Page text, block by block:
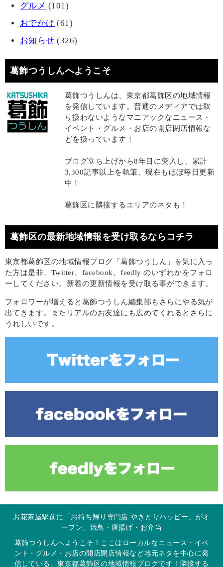
グルメ (101)
おでかけ (61)
お知らせ (326)
葛飾つうしんへようこそ
葛飾つうしんは、東京都葛飾区の地域情報
を発信しています。普通のメディアでは取
り扱わないようなマニアックなニュース・
イベント・グルメ・お店の開店閉店情報な
どを扱っています！
ブログ立ち上げから8年目に突入し、累計
3,300記事以上を執筆、現在もほぼ毎日更新
中！
葛飾区に隣接するエリアのネタも！
葛飾区の最新地域情報を受け取るならコチラ
東京都葛飾区の地域情報ブログ「葛飾つうしん」を気に入っ
た方は是非、Twitter、facebook、feedly のいずれかをフォロ
ーしてください。新着の更新情報を受け取る事ができます。
フォロワーが増えると葛飾つうしん編集部もさらにやる気が
出てきます。またリアルのお友達にも広めてくれるとさらに
うれしいです。
お花茶屋駅前に「お持ち帰り専門店 やきとりハッピー」がオ
ープン、焼鳥・唐揚げ・お弁当
葛飾つうしんへようこそ！ここはローカルなニュース・イベ
ント・グルメ・お店の開店閉店情報など地元ネタを中心に発
信している、東京都葛飾区の地域情報ブログです！隣接する